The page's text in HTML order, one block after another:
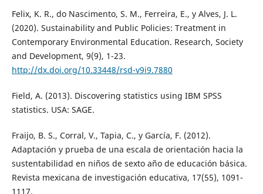
Felix, K. R., do Nascimento, S. M., Ferreira, E., y Alves, J. L.
(2020). Sustainability and Public Policies: Treatment in
Contemporary Environmental Education. Research, Society
and Development, 9(9), 1-23.
http://dx.doi.org/10.33448/rsd-v9i9.7880
Field, A. (2013). Discovering statistics using IBM SPSS
statistics. USA: SAGE.
Fraijo, B. S., Corral, V., Tapia, C., y García, F. (2012).
Adaptación y prueba de una escala de orientación hacia la
sustentabilidad en niños de sexto año de educación básica.
Revista mexicana de investigación educativa, 17(55), 1091-
1117.